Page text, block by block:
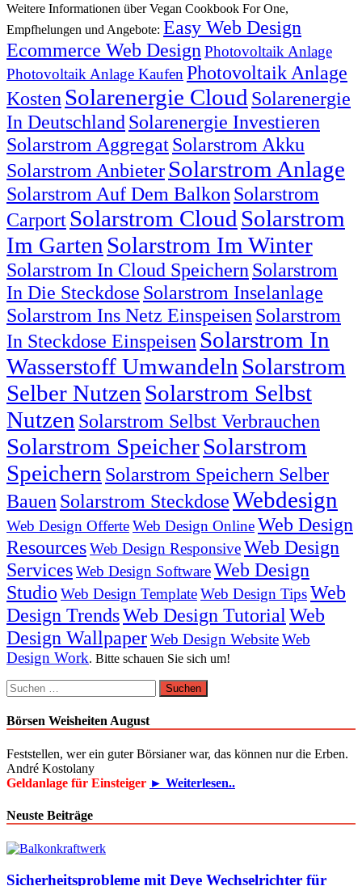
Weitere Informationen über Vegan Cookbook For One,
Empfhelungen und Angebote: Easy Web Design
Ecommerce Web Design Photovoltaik Anlage
Photovoltaik Anlage Kaufen Photovoltaik Anlage
Kosten Solarenergie Cloud Solarenergie
In Deutschland Solarenergie Investieren
Solarstrom AggregatSolarstrom Akku
Solarstrom Anbieter Solarstrom Anlage
Solarstrom Auf Dem Balkon Solarstrom
Carport Solarstrom Cloud Solarstrom
Im Garten Solarstrom Im Winter
Solarstrom In Cloud Speichern Solarstrom
In Die Steckdose Solarstrom Inselanlage
Solarstrom Ins Netz Einspeisen Solarstrom
In Steckdose Einspeisen Solarstrom In
Wasserstoff Umwandeln Solarstrom
Selber Nutzen Solarstrom Selbst
Nutzen Solarstrom Selbst Verbrauchen
Solarstrom SpeicherSolarstrom
Speichern Solarstrom Speichern Selber
Bauen Solarstrom SteckdoseWebdesign
Web Design OfferteWeb Design OnlineWeb Design
ResourcesWeb Design ResponsiveWeb Design
ServicesWeb Design SoftwareWeb Design
Studio Web Design TemplateWeb Design TipsWeb
Design TrendsWeb Design Tutorial Web
Design WallpaperWeb Design WebsiteWeb
Design Work. Bitte schauen Sie sich um!
Suchen
nach:
Börsen Weisheiten August
Feststellen, wer ein guter Börsianer war, das können nur die Erben.
André Kostolany
Geldanlage für Einsteiger ► Weiterlesen..
Neuste Beiträge
Sicherheitsprobleme mit Deye Wechselrichter für